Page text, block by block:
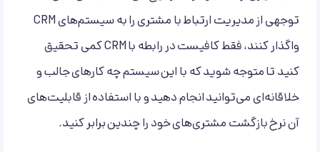
توجهی از مدیریت ارتباط با مشتری را به سیستم‌های CRM
واگذار کنند، فقط کافیست در رابطه با CRM کمی تحقیق
کنید تا متوجه شوید که با این سیستم چه کارهای جالب و
خلاقانه‌ای می‌توانید انجام دهید و با استفاده از قابلیت‌های
آن نرخ بازگشت مشتری‌های خود را چندین برابر کنید.